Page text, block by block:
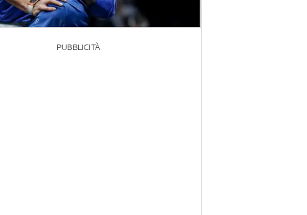
PUBBLICITÀ